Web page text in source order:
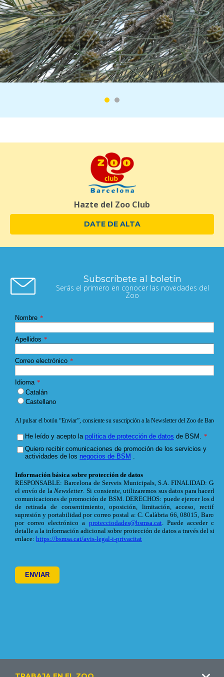
Hazte del Zoo Club
DATE DE ALTA
Subscríbete al boletín
Serás el primero en conocer las novedades del
Zoo
Footer